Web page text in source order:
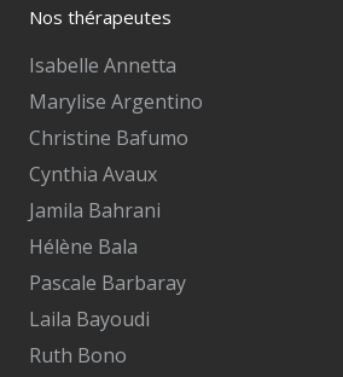
Nos thérapeutes
Isabelle Annetta
Marylise Argentino
Christine Bafumo
Cynthia Avaux
Jamila Bahrani
Hélène Bala
Pascale Barbaray
Laila Bayoudi
Ruth Bono